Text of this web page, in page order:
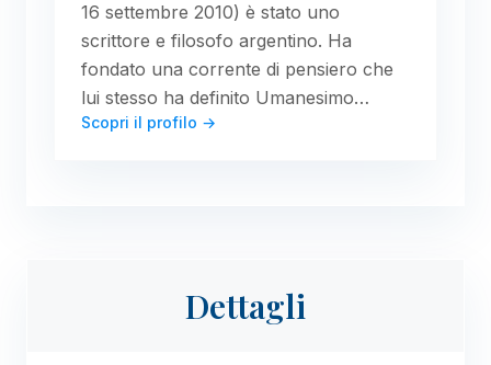
16 settembre 2010) è stato uno
scrittore e filosofo argentino. Ha
fondato una corrente di pensiero che
lui stesso ha definito Umanesimo…
Scopri il profilo →
Dettagli